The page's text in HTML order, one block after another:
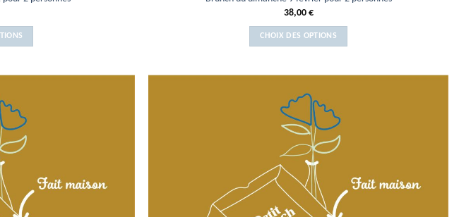
38,00 €
CHOIX DES OPTIONS